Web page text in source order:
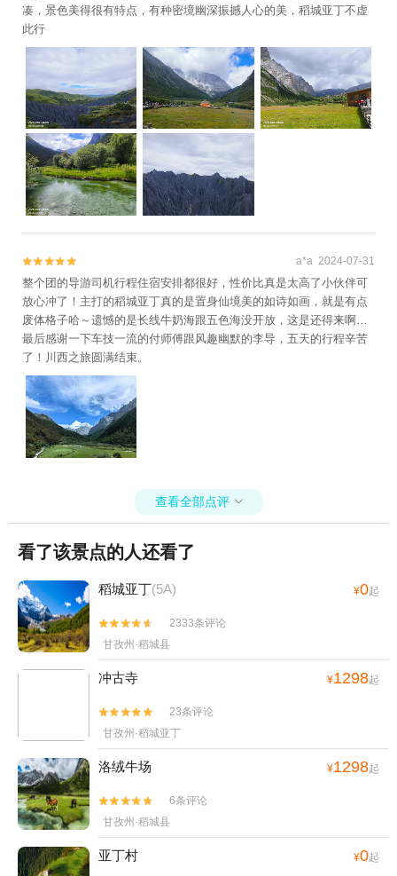
凑，景色美得很有特点，有种密境幽深振撼人心的美，稻城亚丁不虚
此行

 a*a 2024-07-31
整个团的导游司机行程住宿安排都很好，性价比真是太高了小伙伴可
放心冲了！主打的稻城亚丁真的是置身仙境美的如诗如画，就是有点
废体格子哈～遗憾的是长线牛奶海跟五色海没开放，这是还得来啊…
最后感谢一下车技一流的付师傅跟风趣幽默的李导，五天的行程辛苦
了！川西之旅圆满结束。
查看全部点评 
看了该景点的人还看了
稻城亚丁(5A) ¥0起


2333条评论
甘孜州·稻城县
冲古寺 ¥1298起


23条评论
甘孜州·稻城亚丁
洛绒牛场 ¥1298起


6条评论
甘孜州·稻城县
亚丁村 ¥0起